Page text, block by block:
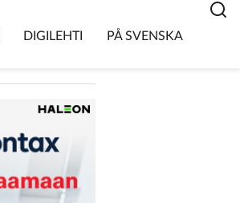
DIGILEHTI PÅ SVENSKA